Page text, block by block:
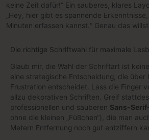
keine Zeit dafür!“ Ein sauberes, klares
„Hey, hier gibt es spannende
Minuten erfassen kannst.“ Genau das
Die richtige Schriftwahl für maximale
Glaub mir, die Wahl der Schriftart ist
eine strategische Entscheidung, die über
Frustration entscheidet. Lass die Finger
allzu dekorativen Schriften. Greif
professionellen und sauberen Sans-
ohne die kleinen „Füßchen“), die man
Metern Entfernung noch gut entziffern